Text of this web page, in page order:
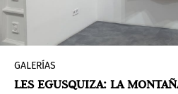
GALERÍAS
LES EGUSQUIZA: LA